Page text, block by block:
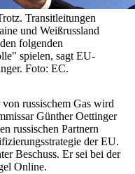
Transitleitungen
und Weißrussland
folgenden
spielen, sagt EU-
Foto: EC.
russischem Gas wird
Günther Oettinger
russischen Partnern
der EU.
Beschuss. Er sei bei der
Online.